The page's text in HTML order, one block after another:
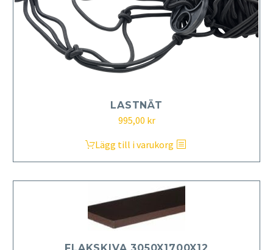
LASTNÄT
995,00 kr
Lägg till i varukorg